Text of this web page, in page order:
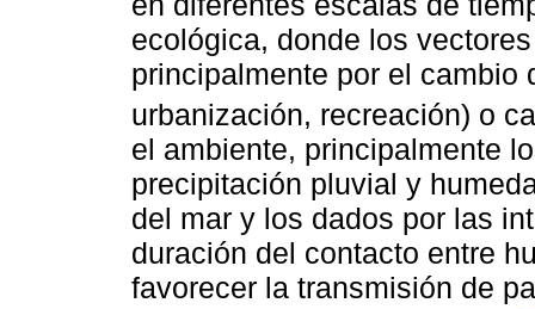
ecológica, donde los
principalmente por el cambio
urbanización, recreación) o
el ambiente, principalmente
precipitación pluvial y
del mar y los dados por las
duración del contacto entre
favorecer la transmisión de